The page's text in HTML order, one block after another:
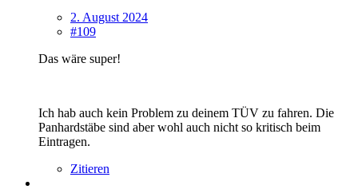
2. August 2024
#109
Das wäre super!
Ich hab auch kein Problem zu deinem TÜV zu fahren. Die
Panhardstäbe sind aber wohl auch nicht so kritisch beim
Eintragen.
Zitieren